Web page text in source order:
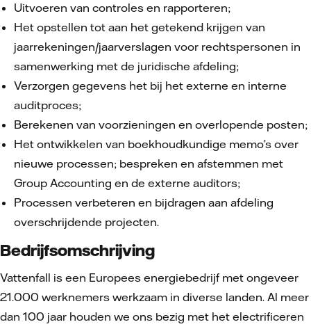
Uitvoeren van controles en rapporteren;
Het opstellen tot aan het getekend krijgen van
jaarrekeningen/jaarverslagen voor rechtspersonen in
samenwerking met de juridische afdeling;
Verzorgen gegevens het bij het externe en interne
auditproces;
Berekenen van voorzieningen en overlopende posten;
Het ontwikkelen van boekhoudkundige memo’s over
nieuwe processen; bespreken en afstemmen met
Group Accounting en de externe auditors;
Processen verbeteren en bijdragen aan afdeling
overschrijdende projecten.
Bedrijfsomschrijving
Vattenfall is een Europees energiebedrijf met ongeveer
21.000 werknemers werkzaam in diverse landen. Al meer
dan 100 jaar houden we ons bezig met het electrificeren